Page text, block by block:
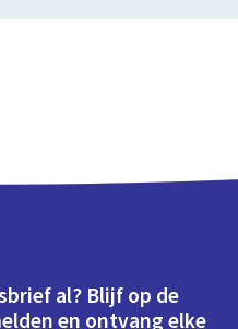
al? Blijf op de
en ontvang elke